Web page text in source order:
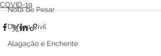
Nota de Pesar
Defesa Civil
Alagação e Enchente
COVID-19